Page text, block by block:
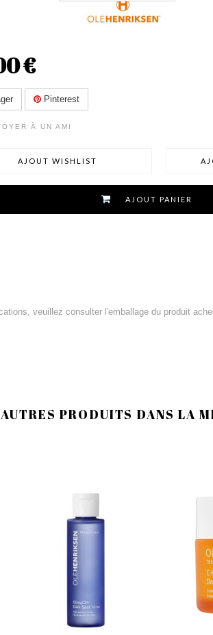
€
Pinterest
À UN AMI
AJOUT WISHLIST
AJOUT PANIER
veuillez consulter l'emballage du produit
PRODUITS DANS LA